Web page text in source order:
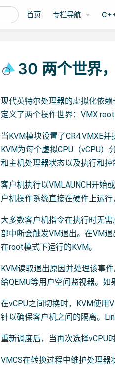
首页 专栏导航
30 两个世界
现代英特尔处理器的虚拟化依
定义了两个操作世界：VMX
当KVM模块设置了CR4.VMXE
KVM为每个虚拟CPU（vCPU
和主机处理器状态以及执行和控
客户机执行以VMLAUNCH开始
户机操作系统直接在硬件上运
大多数客户机指令在执行时无
部中断会触发VM退出。在VM
在root模式下运行的KVM。
KVM读取退出原因并处理该事
给QEMU等用户空间监视器。如
在vCPU之间切换时，KVM使用
针以确保客户机之间的隔离。
重新调度后，当再次选择vCPU
VMCS在转换过程中维护处理